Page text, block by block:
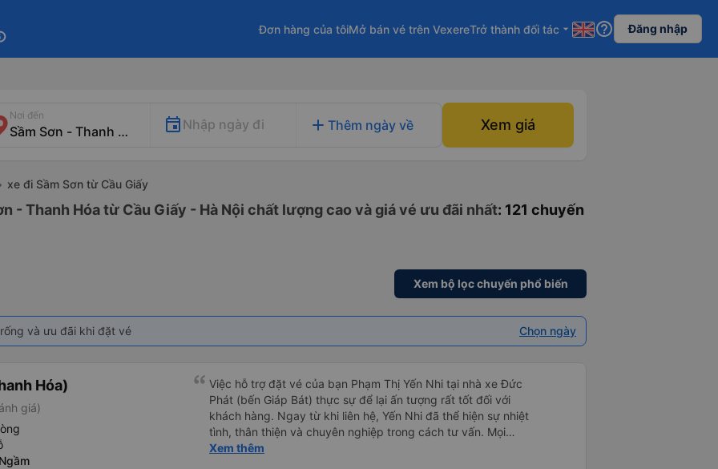
Đơn hàng của tôiMở bán vé trên VexereTrở thành đối tác arrow_drop_down help_outline Đăng nhập
Nơi đến
Nhập ngày đi add Thêm ngày về Xem giá
xe đi Sầm Sơn từ Cầu Giấy
- Thanh Hóa từ Cầu Giấy - Hà Nội chất lượng cao và giá vé ưu đãi nhất: 121 chuyến
Xem bộ lọc chuyến phổ biến
và ưu đãi khi đặt vé Chọn ngày
Hóa)
giá)
Việc hỗ trợ đặt vé của bạn Phạm Thị Yến Nhi tại nhà xe Đức
Phát (bến Giáp Bát) thực sự để lại ấn tượng rất tốt đối với
khách hàng. Ngay từ khi liên hệ, Yến Nhi đã thể hiện sự nhiệt
tình, thân thiện và chuyên nghiệp trong cách tư vấn. Mọi
thắc mắc đều được giải đáp rõ ràng, nhanh chóng, giúp
Xem thêm